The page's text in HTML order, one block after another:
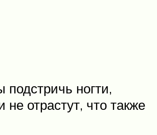
ногти,
отрастут, что также